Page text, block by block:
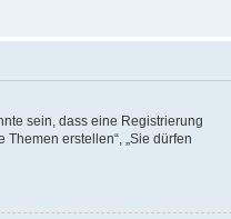
sein, dass eine Registrierung
erstellen“, „Sie dürfen